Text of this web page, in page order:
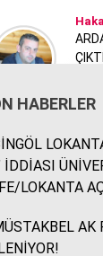
Rodi
HABERLER
İDDİASI
LOKANTA
AK